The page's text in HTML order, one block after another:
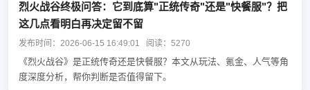
烈火战谷终极问答：它到底算"正统传奇"还是"快餐服"？把
这几点看明白再决定留不留
发布时间：2026-06-15 16:49:01 阅读：5270
《烈火战谷》是正统传奇还是快餐服？本文从玩法、氪金、人气等角
度深度分析，帮你判断是否值得留下。